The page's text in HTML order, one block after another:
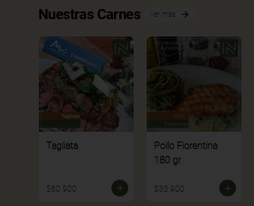
Nuestras Carnes Ver más
Tagliata
$60.900
Pollo Fiorentina
180 gr
$33.900